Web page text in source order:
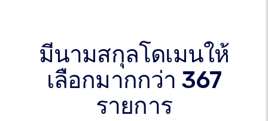
มีนามสกุลโดเมนให้
เลือกมากกว่า 367
รายการ